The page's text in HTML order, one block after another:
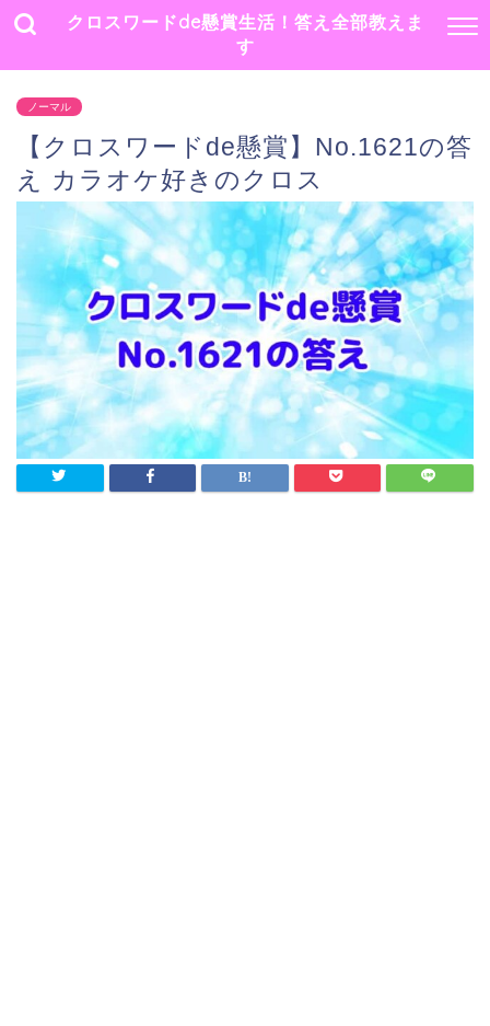
クロスワードde懸賞生活！答え全部教えま
す
ノーマル
【クロスワードde懸賞】No.1621の答
え カラオケ好きのクロス